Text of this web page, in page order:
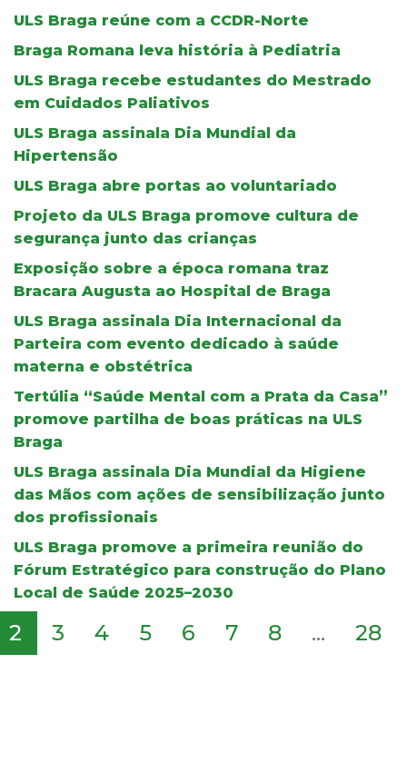
ULS Braga reúne com a CCDR-Norte
Braga Romana leva história à Pediatria
ULS Braga recebe estudantes do Mestrado
em Cuidados Paliativos
ULS Braga assinala Dia Mundial da
Hipertensão
ULS Braga abre portas ao voluntariado
Projeto da ULS Braga promove cultura de
segurança junto das crianças
Exposição sobre a época romana traz
Bracara Augusta ao Hospital de Braga
ULS Braga assinala Dia Internacional da
Parteira com evento dedicado à saúde
materna e obstétrica
Tertúlia “Saúde Mental com a Prata da Casa”
promove partilha de boas práticas na ULS
Braga
ULS Braga assinala Dia Mundial da Higiene
das Mãos com ações de sensibilização junto
dos profissionais
ULS Braga promove a primeira reunião do
Fórum Estratégico para construção do Plano
Local de Saúde 2025–2030
2 3 4 5 6 7 8 ... 28